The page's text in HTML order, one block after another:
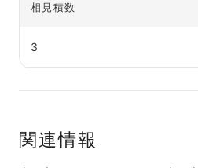
相見積数
3
関連情報